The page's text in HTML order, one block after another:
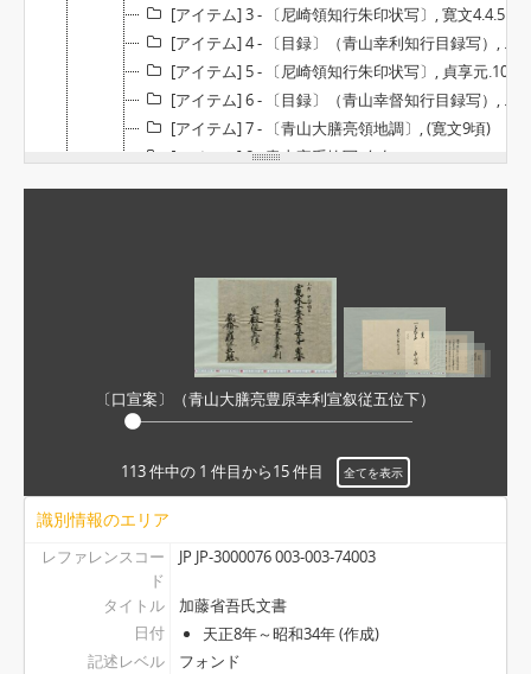
[アイテム] 3 - 〔尼崎領知行朱印状写〕, 寛文4.4.5
[アイテム] 4 - 〔目録〕（青山幸利知行目録写）, 寛文4.4.5
[アイテム] 5 - 〔尼崎領知行朱印状写〕, 貞享元.10.29
[アイテム] 6 - 〔目録〕（青山幸督知行目録写）, 貞享元.10.29
[アイテム] 7 - 〔青山大膳亮領地調〕, (寛文9頃)
[アイテム] 8 - 青山家系抜写, 欠年
[アイテム] 9 - 青山家畧系絵(ママ)（青山家系図）, 寛政10.9月上旬
[アイテム] 12-2 - 定(尼崎藩触）, 寛永12.9.25
[アイテム] 12-3 - 定(きりしたんの処置につき触), 承応3.正
[アイテム] 13 - 覚(播州龍野代官所年貢米の尼崎城詰につき), 寛永13.11.10
[アイテム] 14 - 尼ヶ崎御詰米之割, 子(寛永13).12.23
[アイテム] 15 - 定役之事(青山幸成定役御定書), (寛永)
[アイテム] 17 - 未ノ年申付普請之事, 午(寛永19）.12.12
[アイテム] 18 - 〔尼崎藩より大坂町奉行あて申達〕(尼崎渡海船困窮につき神戸村・二茶屋村薪を尼崎入津のうえ大坂へ積送につき), (元禄後期～宝永元頃).3
[アイテム] 20 - 日光御社参御道行列書, 安永5.4
[アイテム] 22 - 起請文（一火御一統之奥儀につき）, 嘉永3.8.26
[アイテム] 23 - 御取次覚書, 近世
[アイテム] 24 - 給帳集（青山氏家中分限帳）, (寛永12・万治3・延宝7)
〔口宣案〕（青山大膳亮豊原幸利宣叙従五位下）
113 件中の 1 件目から15 件目 全てを表示
識別情報のエリア
レファレンスコー
ド
JP JP-3000076 003-003-74003
タイトル
加藤省吾氏文書
日付
天正8年～昭和34年 (作成)
記述レベル
フォンド